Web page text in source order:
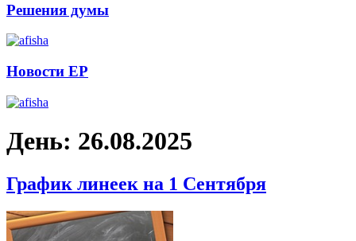
Решения думы
Новости ЕР
День: 26.08.2025
График линеек на 1 Сентября